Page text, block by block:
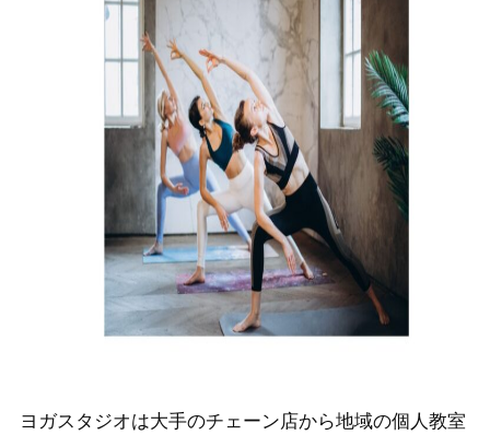
ヨガスタジオは大手のチェーン店から地域の個人教室